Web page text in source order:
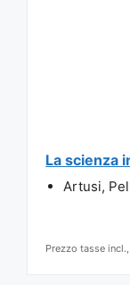
La scienza
Artusi,
Prezzo tasse